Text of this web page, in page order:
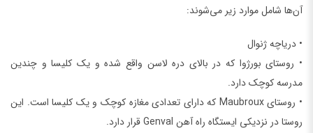
آن‌ها شامل موارد زیر می‌شوند:
• دریاچه ژنوال
• روستای بورژوا که در بالای دره لاسن واقع شده و یک کلیسا و چندین
مدرسه کوچک دارد.
• روستای Maubroux که دارای تعدادی مغازه کوچک و یک کلیسا است. این
روستا در نزدیکی ایستگاه راه آهن Genval قرار دارد.